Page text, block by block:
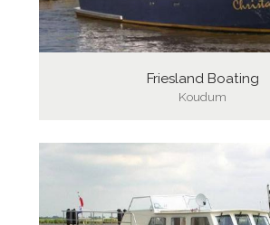
Friesland Boating
Koudum